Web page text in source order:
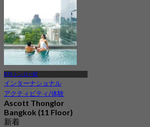
BTS トンロー駅
インターナショナル
アクティビティ/体験
Ascott Thonglor
Bangkok (11 Floor)
新着